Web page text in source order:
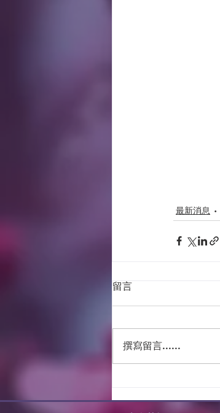
最新消息
留言
撰寫留言......